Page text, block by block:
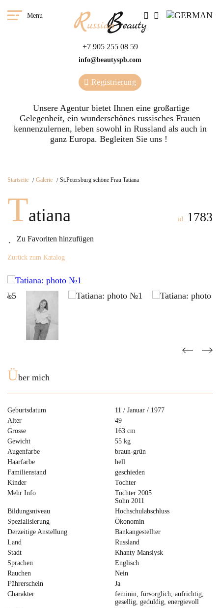
Menu
+7 905 255 08 59
info@beautyspb.com
Registrierung
Unsere Agentur bietet Ihnen eine großartige
Gelegenheit, ein wunderschönes russisches Frauen
kennenzulernen, leben sowohl in Russland als auch in
ganz Europa. Begleiten Sie uns !
Startseite Galerie St.Petersburg schöne Frau Tatiana
Tatiana
Zu Favoriten hinzufügen
id: 1783
Zurück zum Katalog
Über mich
Geburtsdatum
11 / Januar / 1977
Alter
49
Grosse
163 cm
Gewicht
55 kg
Augenfarbe
braun-grün
Haarfarbe
hell
Familienstand
geschieden
Kinder
Tochter
Mehr Info
Tochter 2005
Sohn 2011
Bildungsniveau
Hochschulabschluss
Spezialisierung
Ökonomin
Derzeitige Anstellung
Bankangestellter
Land
Russland
Stadt
Khanty Mansiysk
Sprachen
Englisch
Rauchen
Nein
Führerschein
Ja
Charakter
feminin, fürsorglich, aufrichtig,
gesellig, geduldig, energievoll